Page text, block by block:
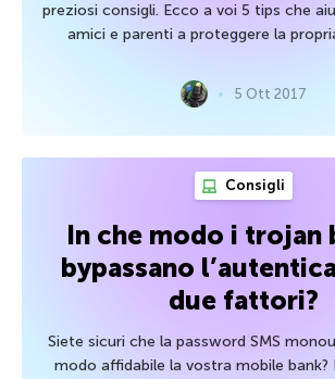
preziosi consigli. Ecco a voi 5 tips che
amici e parenti a proteggere la
5 Ott 2017
Consigli
In che modo i trojan
bypassano
due fattori?
Siete sicuri che la password SMS
modo affidabile la vostra mobile